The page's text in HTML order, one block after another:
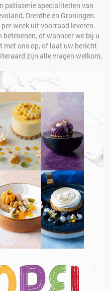
patisserie specialiteiten van
Drenthe en Groningen.
week uit voorraad leveren.
of wanneer we bij u
met ons op, of laat uw bericht
zijn alle vragen welkom,